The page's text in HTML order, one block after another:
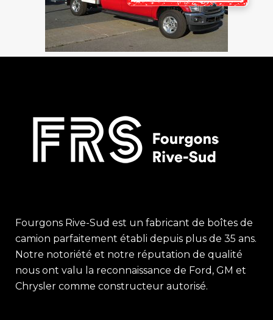
Fourgons Rive-Sud est un fabricant de boîtes de
camion parfaitement établi depuis plus de 35 ans.
Notre notoriété et notre réputation de qualité
nous ont valu la reconnaissance de Ford, GM et
Chrysler comme constructeur autorisé.